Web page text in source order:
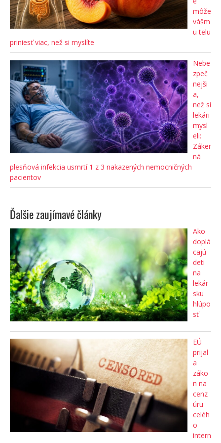
môže
vášm
u telu
priniesť viac, než si myslíte
Nebe
zpeč
nejši
a,
než si
lekári
mysl
eli:
Záker
ná
plesňová infekcia usmrtí 1 z 3 nakazených nemocničných
pacientov
Ďalšie zaujímavé články
Ako
doplá
cajú
deti
na
lekár
sku
hlúpo
sť
EÚ
prijal
a
záko
n na
cenz
úru
celéh
o
intern